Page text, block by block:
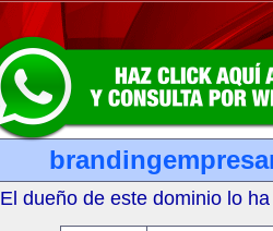
El dueño de este dominio lo